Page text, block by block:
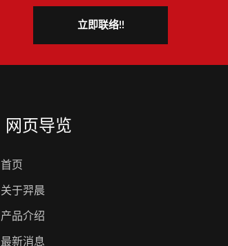
立即联络!!
网页导览
首页
关于羿晨
产品介绍
最新消息